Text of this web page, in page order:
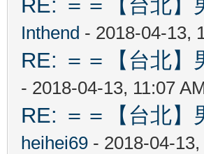
RE: ＝＝【台北
Inthend - 2018-04-13,
RE: ＝＝【台北
- 2018-04-13, 11:07
RE: ＝＝【台北
heihei69 - 2018-04-13,